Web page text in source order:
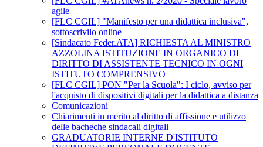
agile
[FLC CGIL] "Manifesto per una didattica inclusiva",
sottoscrivilo online
[Sindacato Feder.ATA] RICHIESTA AL MINISTRO
AZZOLINA ISTITUZIONE IN ORGANICO DI
DIRITTO DI ASSISTENTE TECNICO IN OGNI
ISTITUTO COMPRENSIVO
[FLC CGIL] PON "Per la Scuola": I ciclo, avviso per
l'acquisto di dispositivi digitali per la didattica a distanza
Comunicazioni
Chiarimenti in merito al diritto di affissione e utilizzo
delle bacheche sindacali digitali
GRADUATORIE INTERNE D'ISTITUTO